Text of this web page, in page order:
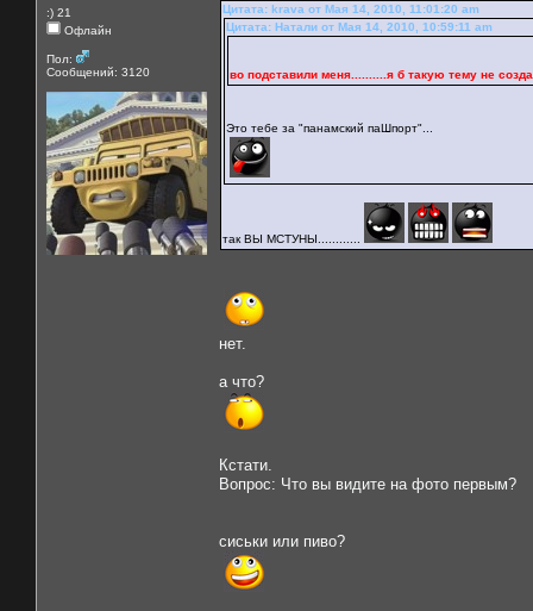
:) 21
Офлайн
Пол:
Сообщений: 3120
Цитата: krava от Мая 14, 2010, 11:01:20 am
Цитата: Натали от Мая 14, 2010, 10:59:11 am
во подставили меня..........я б такую тему не
Это тебе за "панамский паШпорт"...
так ВЫ МСТУНЫ............
нет.
а что?
Кстати.
Вопрос: Что вы видите на фото первым?
сиськи или пиво?